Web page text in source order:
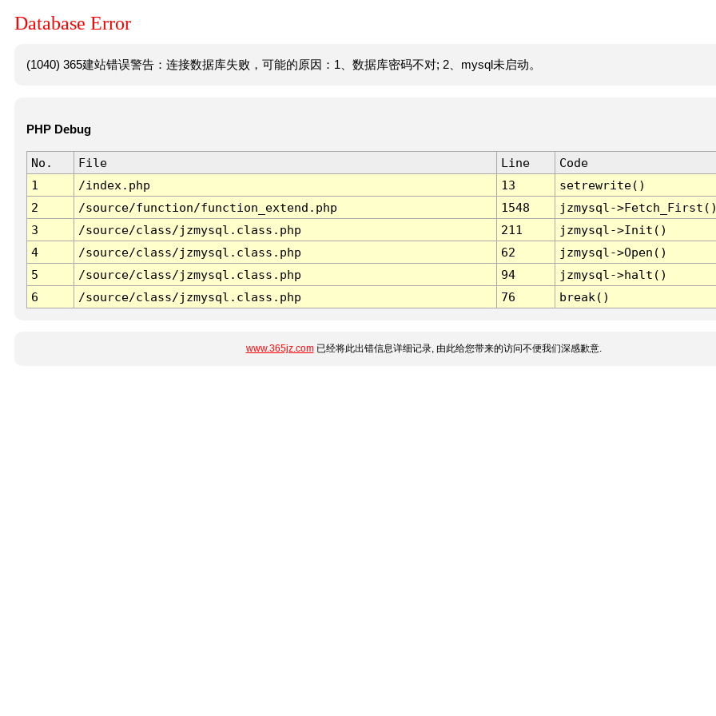
Database Error
(1040) 365建站错误警告：连接数据库失败，可能的原因：1、数据库密码不对; 2、mysql未启动。
PHP Debug
No. File Line
Code
1
/index.php 13
setrewrite()
2
/source/function/function_extend.php 1548
jzmysql-
3
/source/class/jzmysql.class.php 211
jzmysql->Init()
4
/source/class/jzmysql.class.php 62
jzmysql->Open()
5
/source/class/jzmysql.class.php 94
jzmysql->halt()
6
/source/class/jzmysql.class.php 76 break()
www.365jz.com已经将此出错信息详细记录, 由此给您带来的访问不便我们深感歉意.